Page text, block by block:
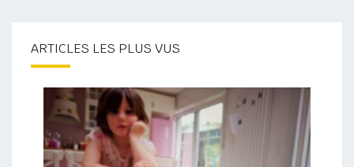
ARTICLES LES PLUS VUS